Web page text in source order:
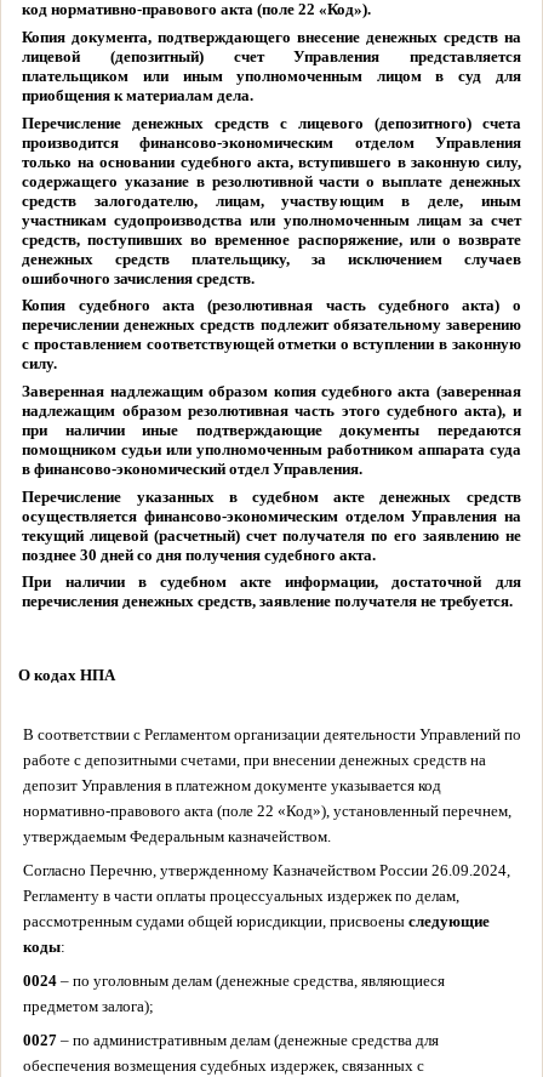
код нормативно-правового акта (поле 22 «Код»).
Копия документа, подтверждающего внесение денежных средств на
лицевой (депозитный) счет Управления представляется
плательщиком или иным уполномоченным лицом в суд для
приобщения к материалам дела.
Перечисление денежных средств с лицевого (депозитного) счета
производится финансово-экономическим отделом Управления
только на основании судебного акта, вступившего в законную силу,
содержащего указание в резолютивной части о выплате денежных
средств залогодателю, лицам, участвующим в деле, иным
участникам судопроизводства или уполномоченным лицам за счет
средств, поступивших во временное распоряжение, или о возврате
денежных средств плательщику, за исключением случаев
ошибочного зачисления средств.
Копия судебного акта (резолютивная часть судебного акта) о
перечислении денежных средств подлежит обязательному заверению
с проставлением соответствующей отметки о вступлении в законную
силу.
Заверенная надлежащим образом копия судебного акта (заверенная
надлежащим образом резолютивная часть этого судебного акта), и
при наличии иные подтверждающие документы передаются
помощником судьи или уполномоченным работником аппарата суда
в финансово-экономический отдел Управления.
Перечисление указанных в судебном акте денежных средств
осуществляется финансово-экономическим отделом Управления на
текущий лицевой (расчетный) счет получателя по его заявлению не
позднее 30 дней со дня получения судебного акта.
При наличии в судебном акте информации, достаточной для
перечисления денежных средств, заявление получателя не требуется.
О кодах НПА
В соответствии с Регламентом организации деятельности Управлений по
работе с депозитными счетами, при внесении денежных средств на
депозит Управления в платежном документе указывается код
нормативно-правового акта (поле 22 «Код»), установленный перечнем,
утверждаемым Федеральным казначейством.
Согласно Перечню, утвержденному Казначейством России 26.09.2024,
Регламенту в части оплаты процессуальных издержек по делам,
рассмотренным судами общей юрисдикции, присвоены следующие
коды:
0024– по уголовным делам (денежные средства, являющиеся
предметом залога);
0027– по административным делам (денежные средства для
обеспечения возмещения судебных издержек, связанных с